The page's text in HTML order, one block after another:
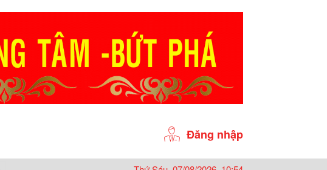
Đăng nhập